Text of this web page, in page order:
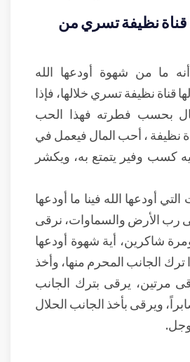
نظيفة تسري من
ما من شهوة أودعها الله
قناة نظيفة تسري خلالها، فإذا
بحسب فطرته فهذا الحب
نظيفة ، أحب المال فيعمل في
كسب وفير يتمتع به، ويكشر
أودعها الله فينا ما أودعها
رب الأرض والسماوات، نرقى
شاكرين، أية شهوة أودعها
ترك الجانب المحرم منها، وأخذ
مرتين، يرقى بترك الجانب
ويرقى بأخذ الجانب الحلال
وجل.